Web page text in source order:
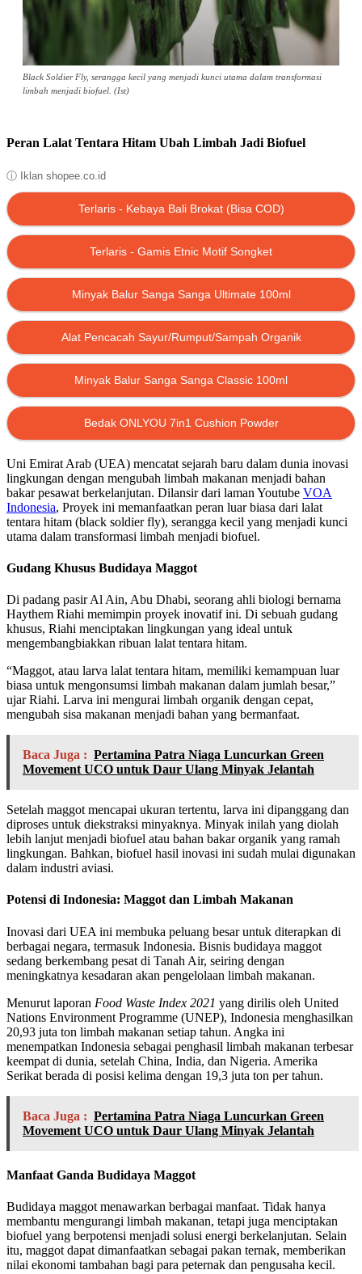
Black Soldier Fly, serangga kecil yang menjadi kunci utama dalam transformasi
limbah menjadi biofuel. (Ist)
Peran Lalat Tentara Hitam Ubah Limbah Jadi Biofuel
ⓘ Iklan shopee.co.id
Terlaris - Kebaya Bali Brokat (Bisa COD)
Terlaris - Gamis Etnic Motif Songket
Minyak Balur Sanga Sanga Ultimate 100ml
Alat Pencacah Sayur/Rumput/Sampah Organik
Minyak Balur Sanga Sanga Classic 100ml
Bedak ONLYOU 7in1 Cushion Powder
Uni Emirat Arab (UEA) mencatat sejarah baru dalam dunia inovasi
lingkungan dengan mengubah limbah makanan menjadi bahan
bakar pesawat berkelanjutan. Dilansir dari laman Youtube VOA
Indonesia, Proyek ini memanfaatkan peran luar biasa dari lalat
tentara hitam (black soldier fly), serangga kecil yang menjadi kunci
utama dalam transformasi limbah menjadi biofuel.
Gudang Khusus Budidaya Maggot
Di padang pasir Al Ain, Abu Dhabi, seorang ahli biologi bernama
Haythem Riahi memimpin proyek inovatif ini. Di sebuah gudang
khusus, Riahi menciptakan lingkungan yang ideal untuk
mengembangbiakkan ribuan lalat tentara hitam.
“Maggot, atau larva lalat tentara hitam, memiliki kemampuan luar
biasa untuk mengonsumsi limbah makanan dalam jumlah besar,”
ujar Riahi. Larva ini mengurai limbah organik dengan cepat,
mengubah sisa makanan menjadi bahan yang bermanfaat.
Baca Juga : Pertamina Patra Niaga Luncurkan Green
Movement UCO untuk Daur Ulang Minyak Jelantah
Setelah maggot mencapai ukuran tertentu, larva ini dipanggang dan
diproses untuk diekstraksi minyaknya. Minyak inilah yang diolah
lebih lanjut menjadi biofuel atau bahan bakar organik yang ramah
lingkungan. Bahkan, biofuel hasil inovasi ini sudah mulai digunakan
dalam industri aviasi.
Potensi di Indonesia: Maggot dan Limbah Makanan
Inovasi dari UEA ini membuka peluang besar untuk diterapkan di
berbagai negara, termasuk Indonesia. Bisnis budidaya maggot
sedang berkembang pesat di Tanah Air, seiring dengan
meningkatnya kesadaran akan pengelolaan limbah makanan.
Menurut laporan Food Waste Index 2021 yang dirilis oleh United
Nations Environment Programme (UNEP), Indonesia menghasilkan
20,93 juta ton limbah makanan setiap tahun. Angka ini
menempatkan Indonesia sebagai penghasil limbah makanan terbesar
keempat di dunia, setelah China, India, dan Nigeria. Amerika
Serikat berada di posisi kelima dengan 19,3 juta ton per tahun.
Baca Juga : Pertamina Patra Niaga Luncurkan Green
Movement UCO untuk Daur Ulang Minyak Jelantah
Manfaat Ganda Budidaya Maggot
Budidaya maggot menawarkan berbagai manfaat. Tidak hanya
membantu mengurangi limbah makanan, tetapi juga menciptakan
biofuel yang berpotensi menjadi solusi energi berkelanjutan. Selain
itu, maggot dapat dimanfaatkan sebagai pakan ternak, memberikan
nilai ekonomi tambahan bagi para peternak dan pengusaha kecil.